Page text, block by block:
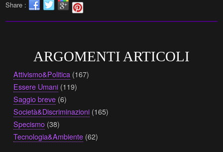
Share :
ARGOMENTI ARTICOLI
Attivismo&Politica (167)
Essere Umani (119)
Saggio breve (6)
Società&Discriminazioni (165)
Specismo (38)
Tecnologia&Ambiente (62)